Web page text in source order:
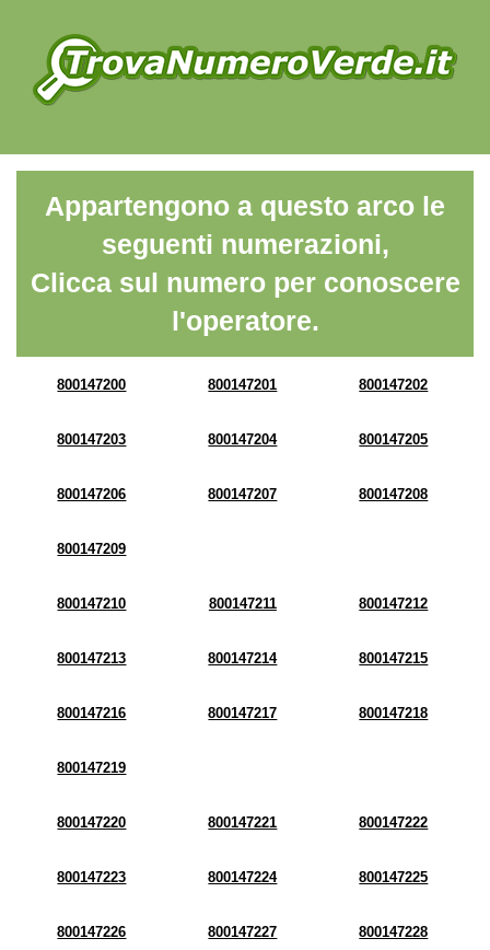
Appartengono a questo arco le
seguenti numerazioni,
Clicca sul numero per conoscere
l'operatore.
800147200 800147201 800147202
800147203 800147204 800147205
800147206 800147207 800147208
800147209
800147210 800147211 800147212
800147213 800147214 800147215
800147216 800147217 800147218
800147219
800147220 800147221 800147222
800147223 800147224 800147225
800147226 800147227 800147228